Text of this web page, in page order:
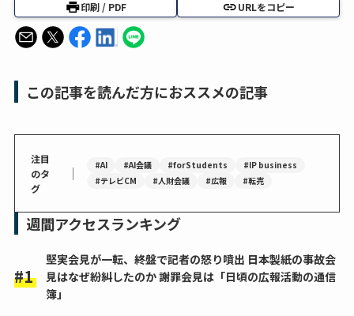
印刷 / PDF URLをコピー
この記事を読んだ方におススメの記事
注目
のタ
グ
｜ #AI #AI会議 #forStudents
#IP business
#テレビCM
#人財会議 #広報 #転売
週間アクセスランキング
堅実会見が一転、終盤で記者の怒り噴出 日本製紙の事故会
見はなぜ紛糾したのか 謝罪会見は「日頃の広報活動の通信
簿」